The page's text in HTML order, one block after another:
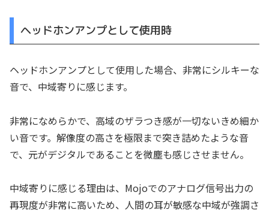
ヘッドホンアンプとして使用時
ヘッドホンアンプとして使用した場合、非常にシルキーな
音で、中域寄りに感じます。
非常になめらかで、高域のザラつき感が一切ないきめ細か
い音です。解像度の高さを極限まで突き詰めたような音
で、元がデジタルであることを微塵も感じさせません。
中域寄りに感じる理由は、Mojoでのアナログ信号出力の
再現度が非常に高いため、人間の耳が敏感な中域が強調さ